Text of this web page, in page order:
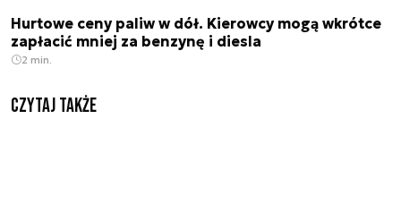
Hurtowe ceny paliw w dół. Kierowcy mogą wkrótce
zapłacić mniej za benzynę i diesla
2 min.
Czytaj także